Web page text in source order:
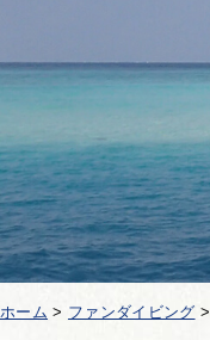
ホーム > ファンダイビング >